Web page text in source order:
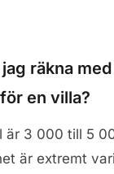
räkna med
en villa?
är 3 000 till 5
är extremt